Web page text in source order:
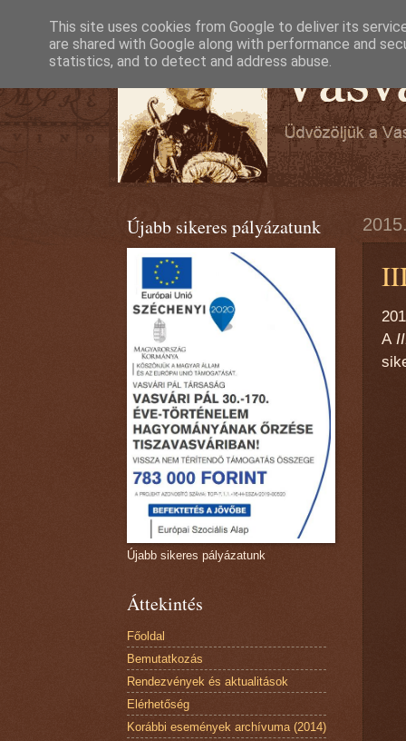
A
Újabb sikeres pályázatunk
Újabb sikeres pályázatunk
Áttekintés
Főoldal
Bemutatkozás
Rendezvények és aktualitások
Elérhetőség
Korábbi események archívuma (2014)
This site uses cookies from Google to deliver its
are shared with Google along with performance and
statistics, and to detect and address abuse.